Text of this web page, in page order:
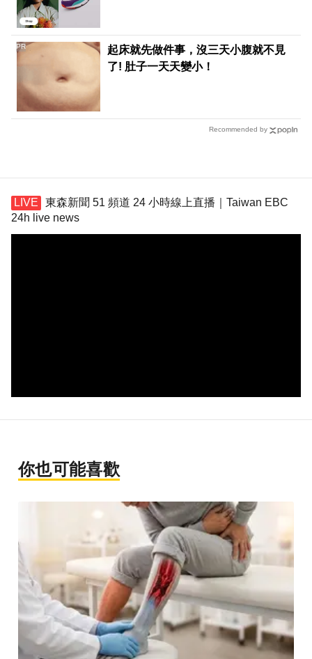
起床就先做件事，沒三天小腹就不見
了! 肚子一天天變小！
PR
Recommended by
東森新聞 51 頻道 24 小時線上直播｜Taiwan EBC
24h live news
你也可能喜歡